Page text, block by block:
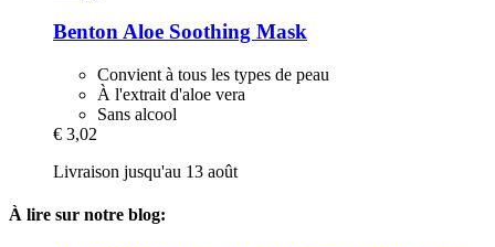
Benton Aloe Soothing Mask
Convient à tous les types de peau
À l'extrait d'aloe vera
Sans alcool
€ 3,02
Livraison jusqu'au 13 août
À lire sur notre blog: